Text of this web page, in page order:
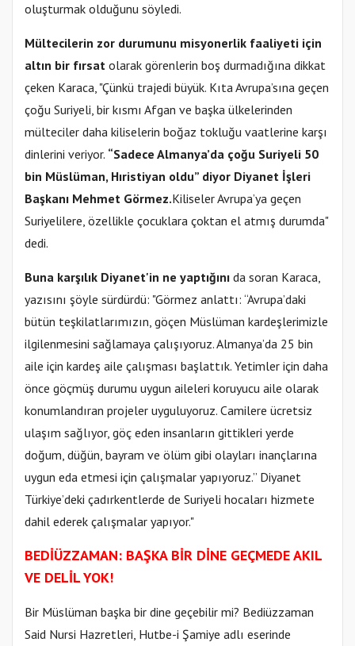
oluşturmak olduğunu söyledi.
Mültecilerin zor durumunu misyonerlik faaliyeti için
altın bir fırsat olarak görenlerin boş durmadığına dikkat
çeken Karaca, "Çünkü trajedi büyük. Kıta Avrupa’sına geçen
çoğu Suriyeli, bir kısmı Afgan ve başka ülkelerinden
mülteciler daha kiliselerin boğaz tokluğu vaatlerine karşı
dinlerini veriyor. “Sadece Almanya’da çoğu Suriyeli 50
bin Müslüman, Hıristiyan oldu” diyor Diyanet İşleri
Başkanı Mehmet Görmez.Kiliseler Avrupa’ya geçen
Suriyelilere, özellikle çocuklara çoktan el atmış durumda"
dedi.
Buna karşılık Diyanet'in ne yaptığını da soran Karaca,
yazısını şöyle sürdürdü: "Görmez anlattı: “Avrupa’daki
bütün teşkilatlarımızın, göçen Müslüman kardeşlerimizle
ilgilenmesini sağlamaya çalışıyoruz. Almanya’da 25 bin
aile için kardeş aile çalışması başlattık. Yetimler için daha
önce göçmüş durumu uygun aileleri koruyucu aile olarak
konumlandıran projeler uyguluyoruz. Camilere ücretsiz
ulaşım sağlıyor, göç eden insanların gittikleri yerde
doğum, düğün, bayram ve ölüm gibi olayları inançlarına
uygun eda etmesi için çalışmalar yapıyoruz.” Diyanet
Türkiye’deki çadırkentlerde de Suriyeli hocaları hizmete
dahil ederek çalışmalar yapıyor."
BEDİÜZZAMAN: BAŞKA BİR DİNE GEÇMEDE AKIL
VE DELİL YOK!
Bir Müslüman başka bir dine geçebilir mi? Bediüzzaman
Said Nursi Hazretleri, Hutbe-i Şamiye adlı eserinde